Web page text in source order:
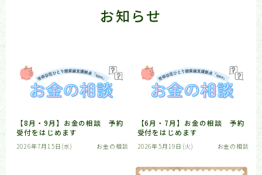
保護者セミナー
お知らせ
【8月・9月】お金の相談 予約
受付をはじめます
2026年7月15日(水) お金の相談
【6月・7月】お金の相談 予約
受付をはじめます
2026年5月19日(火) お金の相談